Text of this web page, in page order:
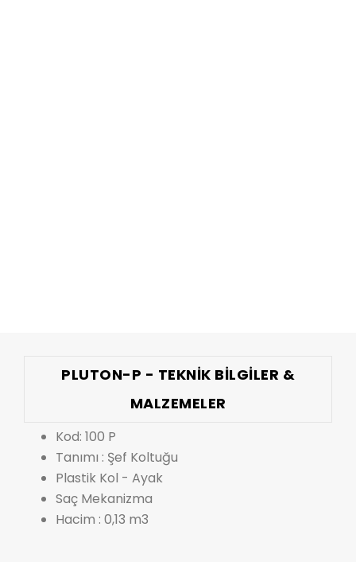
PLUTON-P - TEKNIK BILGILER &
MALZEMELER
Kod: 100 P
Tanımı : Şef Koltuğu
Plastik Kol - Ayak
Saç Mekanizma
Hacim : 0,13 m3